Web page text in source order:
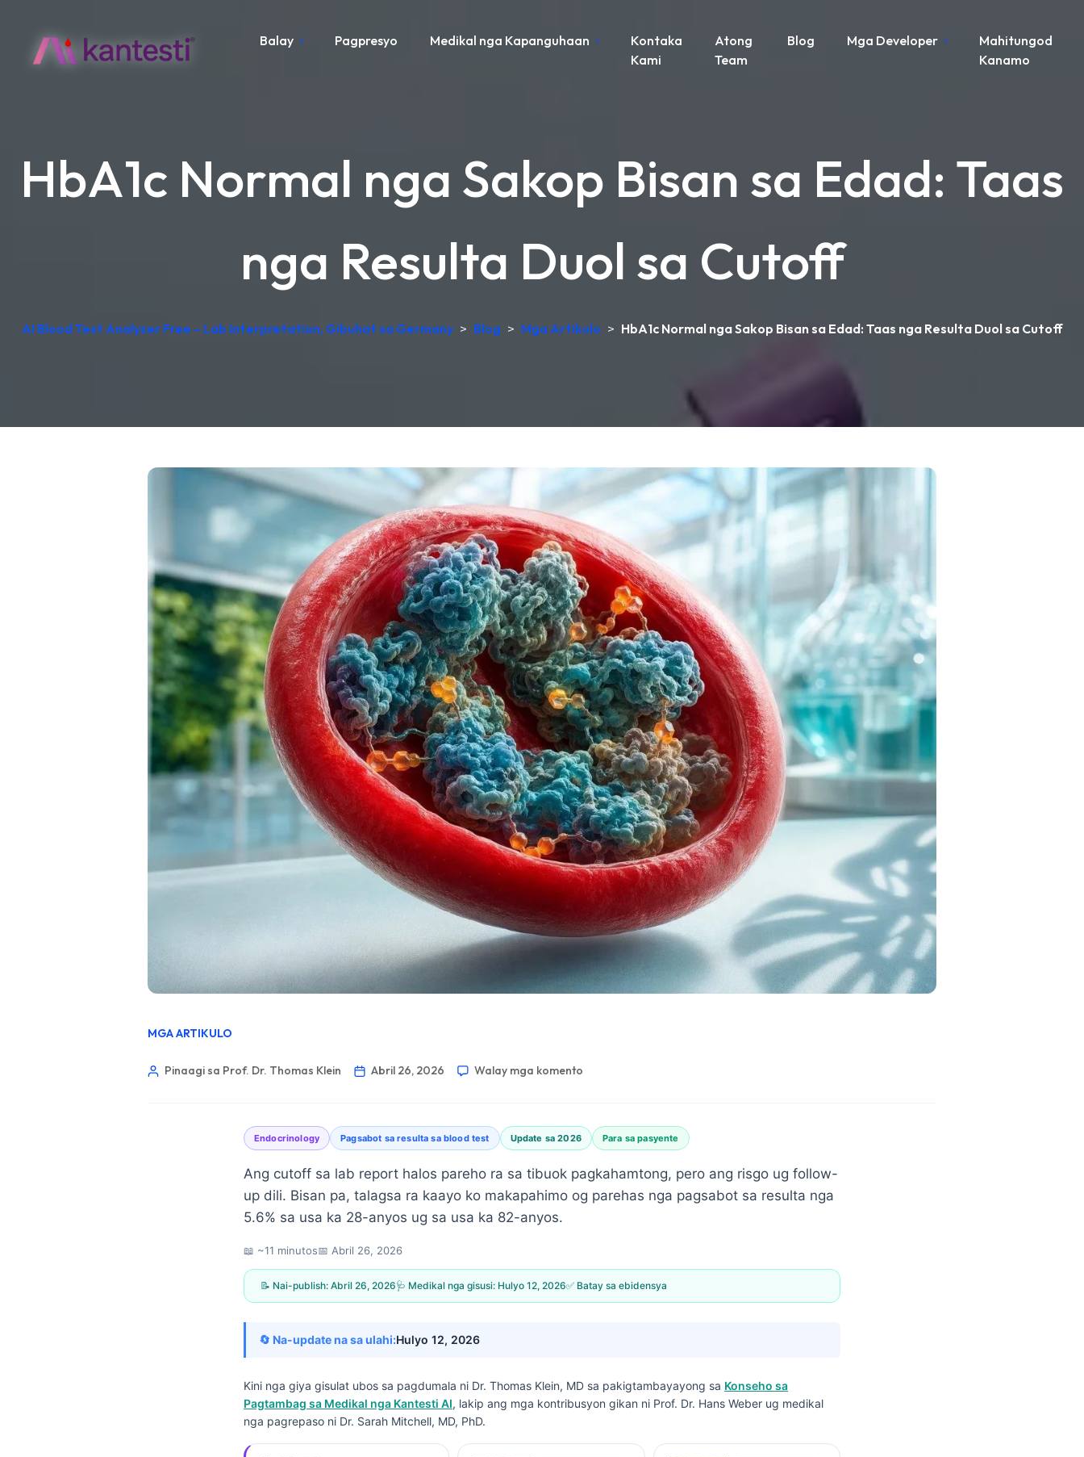
Balay Pagpresyo Medikal nga Kapanguhaan
Kontaka
Kami
Atong
Team
Blog Mga Developer
Mahitungod
Kanamo
HbA1c Normal nga Sakop Bisan sa Edad: Taas
nga Resulta Duol sa Cutoff
AI Blood Test Analyzer Free – Lab Interpretation, Gibuhat sa Germany > Blog > Mga Artikulo > HbA1c Normal nga Sakop Bisan sa Edad: Taas nga Resulta Duol sa Cutoff
MGA ARTIKULO
Pinaagi sa Prof. Dr. Thomas Klein Abril 26, 2026 Walay mga komento
Endocrinology Pagsabot sa resulta sa blood test Update sa 2026 Para sa pasyente
Ang cutoff sa lab report halos pareho ra sa tibuok pagkahamtong, pero ang risgo ug follow-
up dili. Bisan pa, talagsa ra kaayo ko makapahimo og parehas nga pagsabot sa resulta nga
5.6% sa usa ka 28-anyos ug sa usa ka 82-anyos.
📖 ~11 minutos📅 Abril 26, 2026
📝 Nai-publish: Abril 26, 2026🩺 Medikal nga gisusi: Hulyo 12, 2026✅ Batay sa ebidensya
🔄 Na-update na sa ulahi:Hulyo 12, 2026
Kini nga giya gisulat ubos sa pagdumala ni Dr. Thomas Klein, MD sa pakigtambayayong sa Konseho sa
Pagtambag sa Medikal nga Kantesti AI, lakip ang mga kontribusyon gikan ni Prof. Dr. Hans Weber ug medikal
nga pagrepaso ni Dr. Sarah Mitchell, MD, PhD.